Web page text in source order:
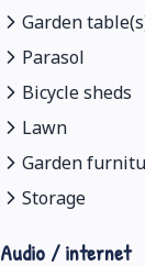
Garden
Parasol
Bicycle sheds
Lawn
Garden
Storage
Audio / internet